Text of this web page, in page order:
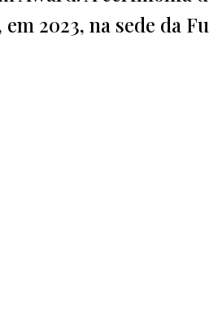
2023, na sede da